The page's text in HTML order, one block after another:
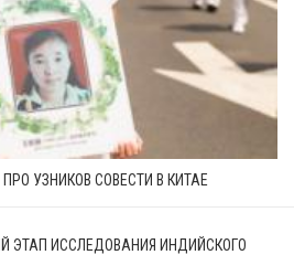
УЗНИКОВ СОВЕСТИ В КИТАЕ
ЭТАП ИССЛЕДОВАНИЯ ИНДИЙСКОГО